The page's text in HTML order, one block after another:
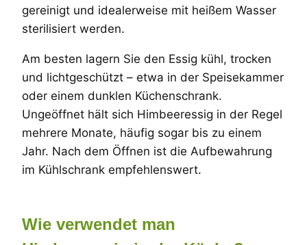
gereinigt und idealerweise mit heißem Wasser
sterilisiert werden.
Am besten lagern Sie den Essig kühl, trocken
und lichtgeschützt – etwa in der Speisekammer
oder einem dunklen Küchenschrank.
Ungeöffnet hält sich Himbeeressig in der Regel
mehrere Monate, häufig sogar bis zu einem
Jahr. Nach dem Öffnen ist die Aufbewahrung
im Kühlschrank empfehlenswert.
Wie verwendet man